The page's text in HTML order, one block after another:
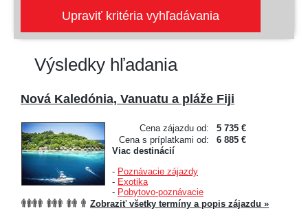
Výsledky hľadania
Nová Kaledónia, Vanuatu a pláže Fiji
Cena zájazdu od:
5 735 €
Cena s príplatkami od:
6 885 €
Viac destinácií
- Poznávacie zájazdy
- Exotika
- Pobytovo-poznávacie
Zobraziť všetky termíny a popis zájazdu »